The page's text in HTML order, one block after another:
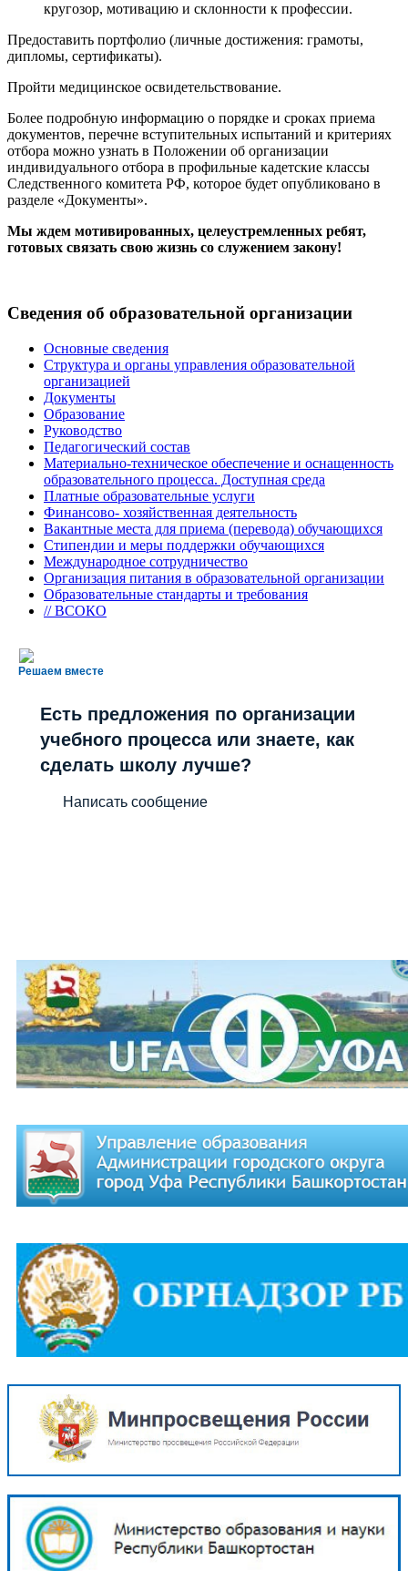
кругозор, мотивацию и склонности к профессии.
Предоставить портфолио (личные достижения: грамоты,
дипломы, сертификаты).
Пройти медицинское освидетельствование.
Более подробную информацию о порядке и сроках приема
документов, перечне вступительных испытаний и критериях
отбора можно узнать в Положении об организации
индивидуального отбора в профильные кадетские классы
Следственного комитета РФ, которое будет опубликовано в
разделе «Документы».
Мы ждем мотивированных, целеустремленных ребят,
готовых связать свою жизнь со служением закону!
Сведения об образовательной организации
Основные сведения
Структура и органы управления образовательной
организацией
Документы
Образование
Руководство
Педагогический состав
Материально-техническое обеспечение и оснащенность
образовательного процесса. Доступная среда
Платные образовательные услуги
Финансово- хозяйственная деятельность
Вакантные места для приема (перевода) обучающихся
Стипендии и меры поддержки обучающихся
Международное сотрудничество
Организация питания в образовательной организации
Образовательные стандарты и требования
// ВСОКО
Решаем вместе
Есть предложения по организации
учебного процесса или знаете, как
сделать школу лучше?
Написать сообщение